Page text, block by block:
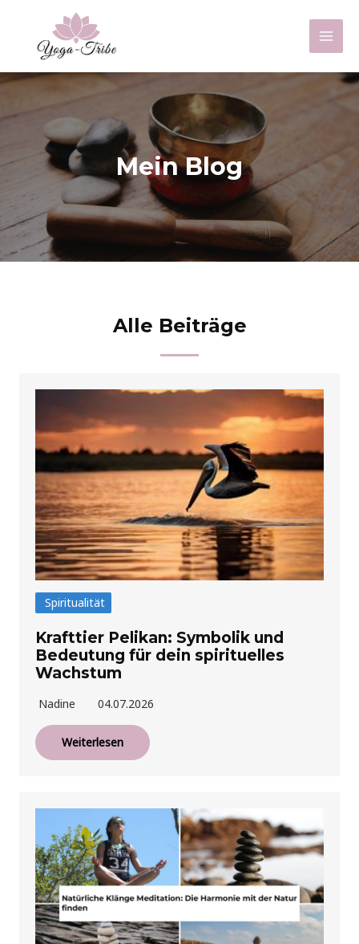
springen
Main
Mein Blog
Alle Beiträge
Spiritualität
Krafttier Pelikan: Symbolik und
Bedeutung für dein spirituelles
Wachstum
Nadine 04.07.2026
Weiterlesen